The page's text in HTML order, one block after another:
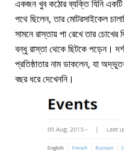
একজন খুব কঠোর ব্যক্তি যিনি একটি
পথে ছিলেন, তার মোটরসাইকেল
সামনে রাস্তায় পা রেখে তার
বন্ধু রাস্তা থেকে ছিটকে পড়েন।
প্রতিষ্ঠাতার নাম ডাকলেন, যা
বছর ধরে দেখেননি।